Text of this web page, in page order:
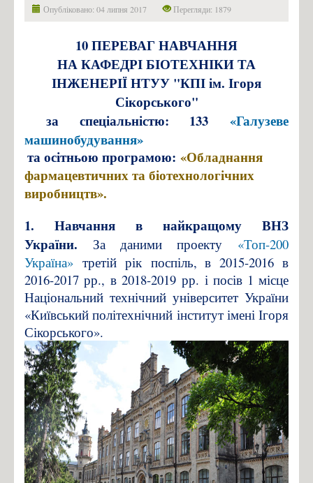
Зв'язатись з нами!
Опубліковано: 04 липня 2017 Перегляди: 1879
10ПЕРЕВАГ НАВЧАННЯ
НА КАФЕДРІ БІОТЕХНІКИ ТА
ІНЖЕНЕРІЇ НТУУ "КПІ ім. Ігоря
Сікорського"
за спеціальністю: 133 «Галузеве
машинобудування»
та осітньою програмою: «Обладнання
фармацевтичних та біотехнологічних
виробництв».
1. Навчання в найкращому ВНЗ
України. За даними проекту «Топ-200
Україна» третій рік поспіль, в 2015-2016 в
2016-2017 рр.,в 2018-2019 рр. і посів 1 місце
Національний технічний університет України
«Київський політехнічний інститут імені Ігоря
Сікорського».